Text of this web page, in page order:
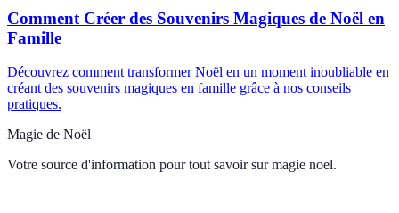
Comment Créer des Souvenirs Magiques de Noël en
Famille
Découvrez comment transformer Noël en un moment inoubliable en
créant des souvenirs magiques en famille grâce à nos conseils
pratiques.
Magie de Noël
Votre source d'information pour tout savoir sur magie noel.